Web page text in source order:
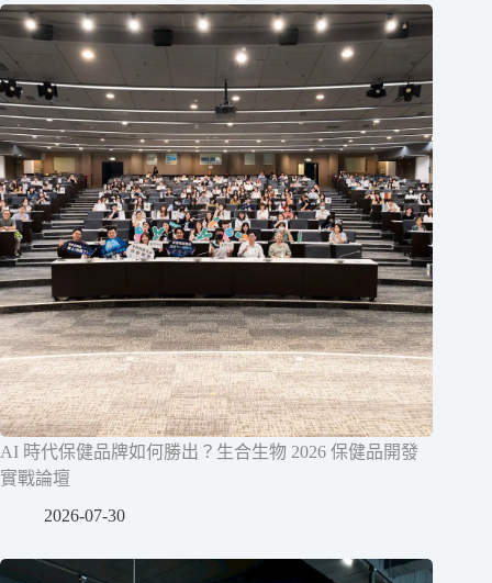
AI 時代保健品牌如何勝出？生合生物 2026 保健品開發
實戰論壇
2026-07-30